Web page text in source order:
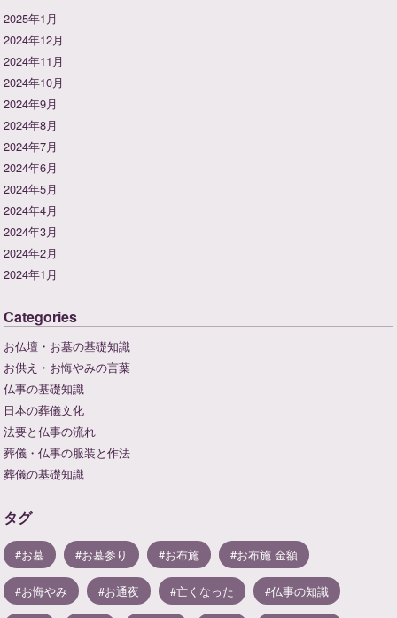
2025年1月
2024年12月
2024年11月
2024年10月
2024年9月
2024年8月
2024年7月
2024年6月
2024年5月
2024年4月
2024年3月
2024年2月
2024年1月
Categories
お仏壇・お墓の基礎知識
お供え・お悔やみの言葉
仏事の基礎知識
日本の葬儀文化
法要と仏事の流れ
葬儀・仏事の服装と作法
葬儀の基礎知識
タグ
お墓 お墓参り お布施 お布施 金額
お悔やみ お通夜 亡くなった 仏事の知識